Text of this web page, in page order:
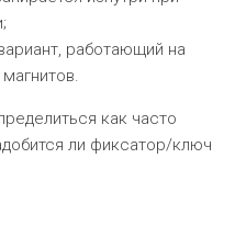
работающий на
как часто
ли фиксатор/ключ